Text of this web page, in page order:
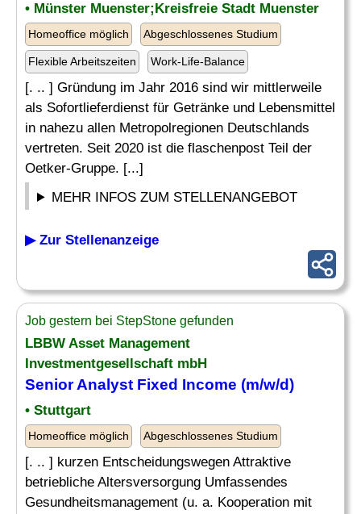
• Münster Muenster;Kreisfreie Stadt Muenster
Homeoffice möglich Abgeschlossenes Studium
Flexible Arbeitszeiten Work-Life-Balance
[. .. ] Gründung im Jahr 2016 sind wir mittlerweile
als Sofortlieferdienst für Getränke und Lebensmittel
in nahezu allen Metropolregionen Deutschlands
vertreten. Seit 2020 ist die flaschenpost Teil der
Oetker-Gruppe. [...]
MEHR INFOS ZUM STELLENANGEBOT
▶ Zur Stellenanzeige
Job gestern bei StepStone gefunden
LBBW Asset Management
Investmentgesellschaft mbH
SeniorAnalyst Fixed Income (m/w/d)
• Stuttgart
Homeoffice möglich Abgeschlossenes Studium
[. .. ] kurzen Entscheidungswegen Attraktive
betriebliche Altersversorgung Umfassendes
Gesundheitsmanagement (u. a. Kooperation mit